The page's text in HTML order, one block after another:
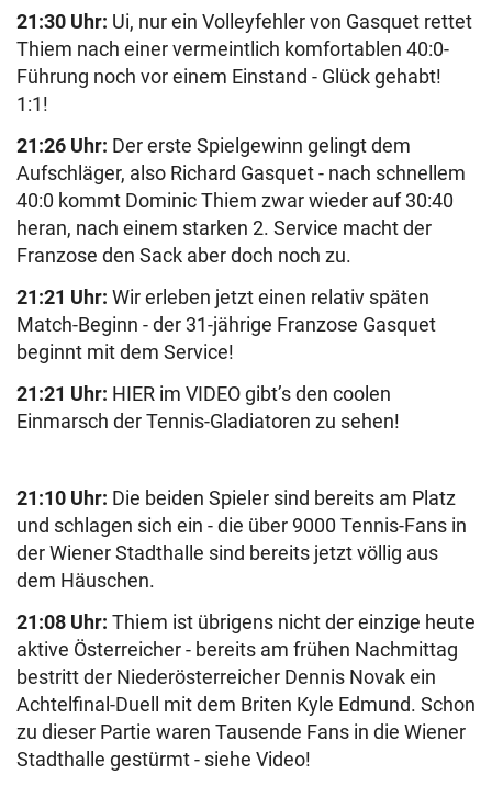
21:30 Uhr: Ui, nur ein Volleyfehler von Gasquet rettet
Thiem nach einer vermeintlich komfortablen 40:0-
Führung noch vor einem Einstand - Glück gehabt!
1:1!
21:26 Uhr: Der erste Spielgewinn gelingt dem
Aufschläger, also Richard Gasquet - nach schnellem
40:0 kommt Dominic Thiem zwar wieder auf 30:40
heran, nach einem starken 2. Service macht der
Franzose den Sack aber doch noch zu.
21:21 Uhr: Wir erleben jetzt einen relativ späten
Match-Beginn - der 31-jährige Franzose Gasquet
beginnt mit dem Service!
21:21 Uhr: HIER im VIDEO gibt’s den coolen
Einmarsch der Tennis-Gladiatoren zu sehen!
21:10 Uhr: Die beiden Spieler sind bereits am Platz
und schlagen sich ein - die über 9000 Tennis-Fans in
der Wiener Stadthalle sind bereits jetzt völlig aus
dem Häuschen.
21:08 Uhr: Thiem ist übrigens nicht der einzige heute
aktive Österreicher - bereits am frühen Nachmittag
bestritt der Niederösterreicher Dennis Novak ein
Achtelfinal-Duell mit dem Briten Kyle Edmund. Schon
zu dieser Partie waren Tausende Fans in die Wiener
Stadthalle gestürmt - siehe Video!